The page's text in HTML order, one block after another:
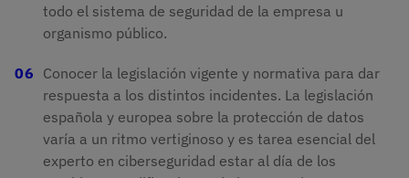
todo el sistema de seguridad de la empresa u
organismo público.
Conocer la legislación vigente y normativa para dar
respuesta a los distintos incidentes. La legislación
española y europea sobre la protección de datos
varía a un ritmo vertiginoso y es tarea esencial del
experto en ciberseguridad estar al día de los